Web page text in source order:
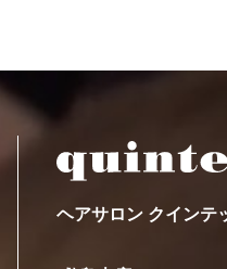
ヘアサロン クインテ